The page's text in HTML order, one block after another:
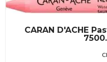
CARAN D'ACHE